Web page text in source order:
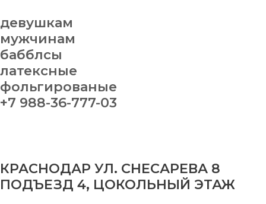
девушкам
мужчинам
бабблсы
латексные
фольгированые
+7 988-36-777-03
КРАСНОДАР УЛ. СНЕСАРЕВА 8
ПОДЪЕЗД 4, ЦОКОЛЬНЫЙ ЭТАЖ